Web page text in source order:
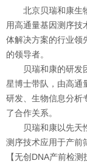
北京贝瑞和康生物
用高通量基因测序技
体解决方案的行业领
的领导者。
贝瑞和康的研发团
星博士带队，由高通
研发、生物信息分析
了合作关系。
贝瑞和康以先天性
测序技术应用于产前
【无创DNA产前检